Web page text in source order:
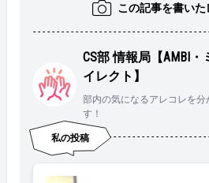
この記事を書い
CS部 情報局【AMBI
イレクト】
部内の気になるアレコレを分
す！
私の投稿